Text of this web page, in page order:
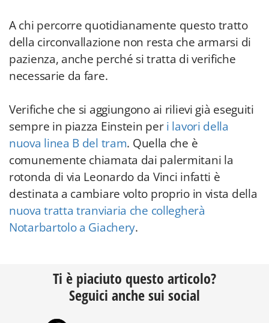
A chi percorre quotidianamente questo tratto
della circonvallazione non resta che armarsi di
pazienza, anche perché si tratta di verifiche
necessarie da fare.
Verifiche che si aggiungono ai rilievi già eseguiti
sempre in piazza Einstein peri lavori della
nuova linea B del tram. Quella che è
comunemente chiamata dai palermitani la
rotonda di via Leonardo da Vinci infatti è
destinata a cambiare volto proprio in vista della
nuova tratta tranviaria che collegherà
Notarbartolo a Giachery.
Ti è piaciuto questo articolo?
Seguici anche sui social